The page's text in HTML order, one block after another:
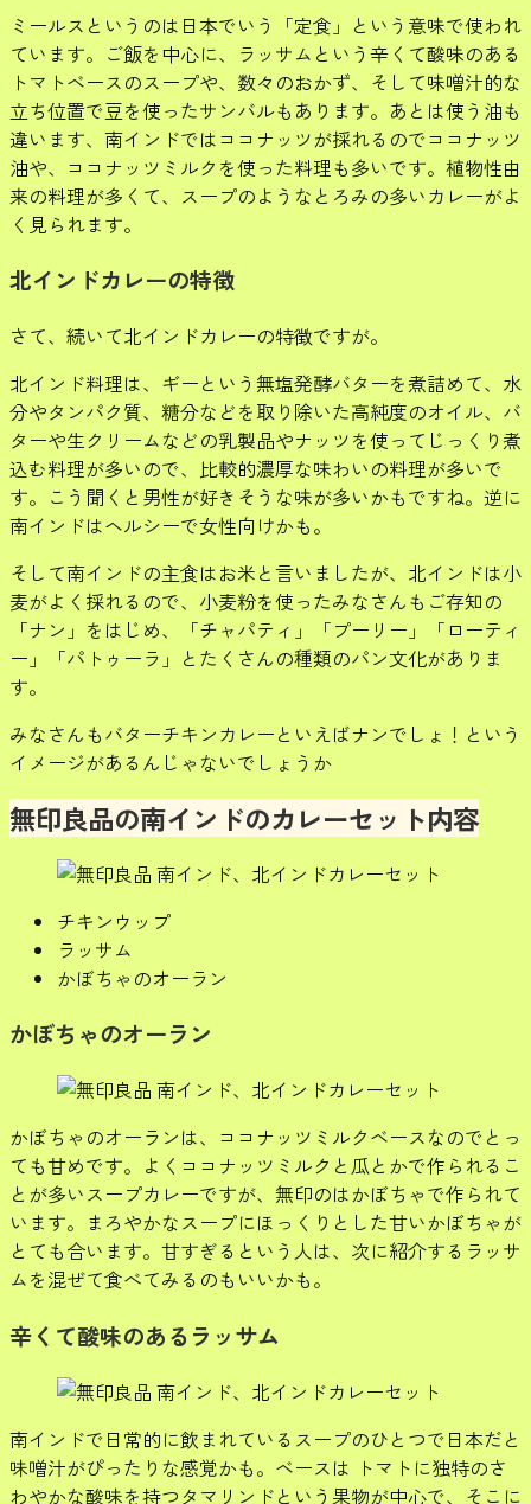
ミールスというのは日本でいう「定食」という意味で使われ
ています。ご飯を中心に、ラッサムという辛くて酸味のある
トマトベースのスープや、数々のおかず、そして味噌汁的な
立ち位置で豆を使ったサンバルもあります。あとは使う油も
違います、南インドではココナッツが採れるのでココナッツ
油や、ココナッツミルクを使った料理も多いです。植物性由
来の料理が多くて、スープのようなとろみの多いカレーがよ
く見られます。
北インドカレーの特徴
さて、続いて北インドカレーの特徴ですが。
北インド料理は、ギーという無塩発酵バターを煮詰めて、水
分やタンパク質、糖分などを取り除いた高純度のオイル、バ
ターや生クリームなどの乳製品やナッツを使ってじっくり煮
込む料理が多いので、比較的濃厚な味わいの料理が多いで
す。こう聞くと男性が好きそうな味が多いかもですね。逆に
南インドはヘルシーで女性向けかも。
そして南インドの主食はお米と言いましたが、北インドは小
麦がよく採れるので、小麦粉を使ったみなさんもご存知の
「ナン」をはじめ、「チャパティ」「プーリー」「ローティ
ー」「パトゥーラ」とたくさんの種類のパン文化がありま
す。
みなさんもバターチキンカレーといえばナンでしょ！という
イメージがあるんじゃないでしょうか
無印良品の南インドのカレーセット内容
チキンウップ
ラッサム
かぼちゃのオーラン
かぼちゃのオーラン
かぼちゃのオーランは、ココナッツミルクベースなのでとっ
ても甘めです。よくココナッツミルクと瓜とかで作られるこ
とが多いスープカレーですが、無印のはかぼちゃで作られて
います。まろやかなスープにほっくりとした甘いかぼちゃが
とても合います。甘すぎるという人は、次に紹介するラッサ
ムを混ぜて食べてみるのもいいかも。
辛くて酸味のあるラッサム
南インドで日常的に飲まれているスープのひとつで日本だと
味噌汁がぴったりな感覚かも。ベースは トマトに独特のさ
わやかな酸味を持つタマリンドという果物が中心で、そこに